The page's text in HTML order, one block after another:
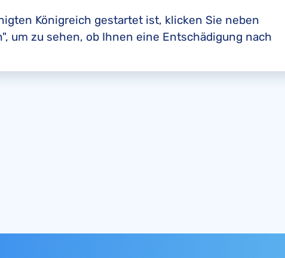
Königreich gestartet ist, klicken Sie neben
um zu sehen, ob Ihnen eine Entschädigung nach